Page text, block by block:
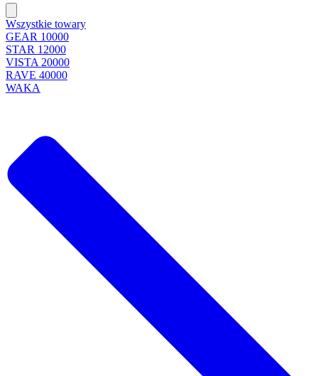
Wszystkie towary
GEAR 10000
STAR 12000
VISTA 20000
RAVE 40000
WAKA